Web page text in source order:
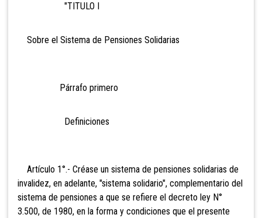
"TITULO I
Sobre el Sistema de Pensiones Solidarias
Párrafo primero
Definiciones
Artículo 1°.- Créase un sistema de pensiones solidarias de
invalidez, en adelante, "sistema solidario", complementario del
sistema de pensiones a que se refiere el decreto ley N°
3.500, de 1980, en la forma y condiciones que el presente